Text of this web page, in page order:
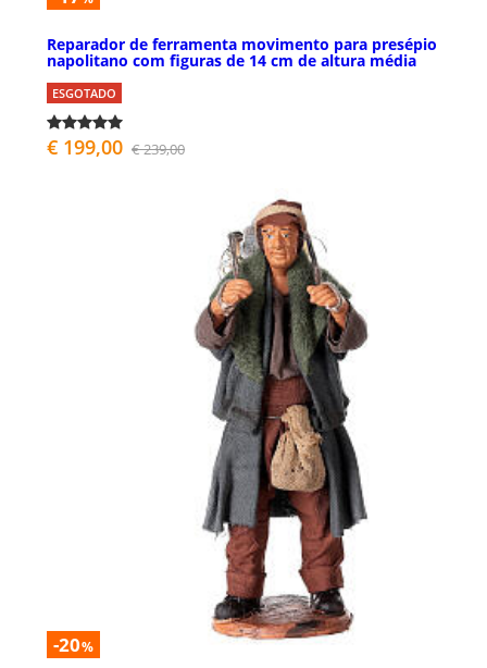
Reparador de ferramenta movimento para presépio
napolitano com figuras de 14 cm de altura média
ESGOTADO
€ 199,00 € 239,00
-20%